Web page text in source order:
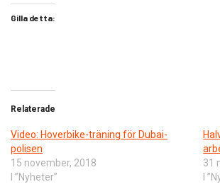
Gilla detta:
Relaterade
Video: Hoverbike-träning för Dubai-
polisen
15 november, 2018
I ”Nyheter”
31
I